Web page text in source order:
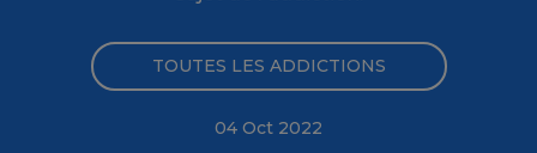
TOUTES LES ADDICTIONS
04 Oct 2022